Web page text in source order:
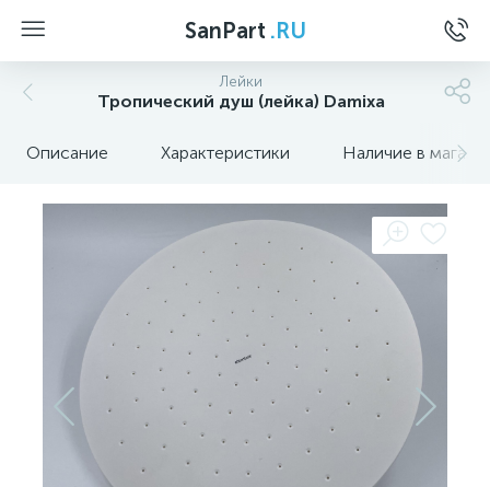
SanPart .RU
Лейки
Тропический душ (лейка) Damixa
Описание Характеристики Наличие в